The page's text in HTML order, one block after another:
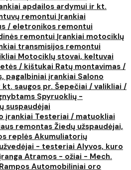
apdailos ardymui ir kt.
remontui Įrankiai
/ eletronikos remontui
remontui Įrankiai motociklų
transmisijos remontui
Motociklų stovai, keltuvai
/ kištukai Ratų montavimas /
pagalbiniai įrankiai Salono
kt. saugos pr. Šepečiai / valikliai /
Spyruoklių -
suspaudėjai
įrankiai Testeriai / matuokliai
remontas Žiedų užspaudėjai,
replės Akumuliatorių
- testeriai Alyvos, kuro
Atramos - ožiai - Mech.
Automobiliniai oro